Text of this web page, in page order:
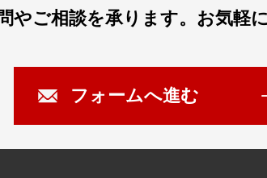
やご相談を承ります。 お気軽
フォームへ進む